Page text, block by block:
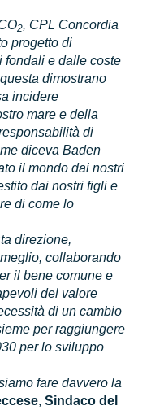
2, CPL Concordia
progetto di
fondali e dalle coste
dimostrano
incidere
mare e della
di
diceva Baden
il mondo dai nostri
dai nostri figli e
di come lo
direzione,
collaborando
il bene comune e
del valore
di un cambio
per raggiungere
per lo sviluppo
fare davvero la
,Sindaco del